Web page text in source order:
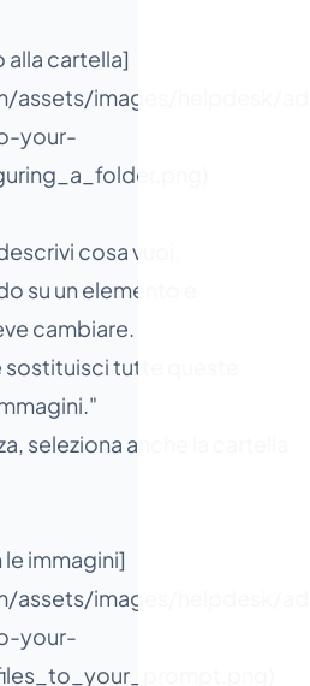
cartella]
assets/images/helpdesk/
your-
cosa vuoi.
su un elemento e
cambiare.
tutte queste
seleziona anche la cartella
immagini]
assets/images/helpdesk/
your-